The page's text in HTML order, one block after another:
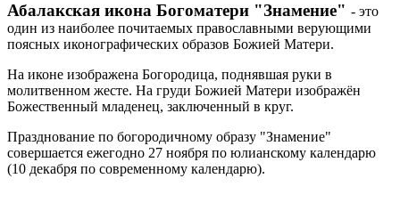
Абалакская икона Богоматери "Знамение" - это
один из наиболее почитаемых православными верующими
поясных иконографических образов Божией Матери.
На иконе изображена Богородица, поднявшая руки в
молитвенном жесте. На груди Божией Матери изображён
Божественный младенец, заключенный в круг.
Празднование по богородичному образу "Знамение"
совершается ежегодно 27 ноября по юлианскому календарю
(10 декабря по современному календарю).